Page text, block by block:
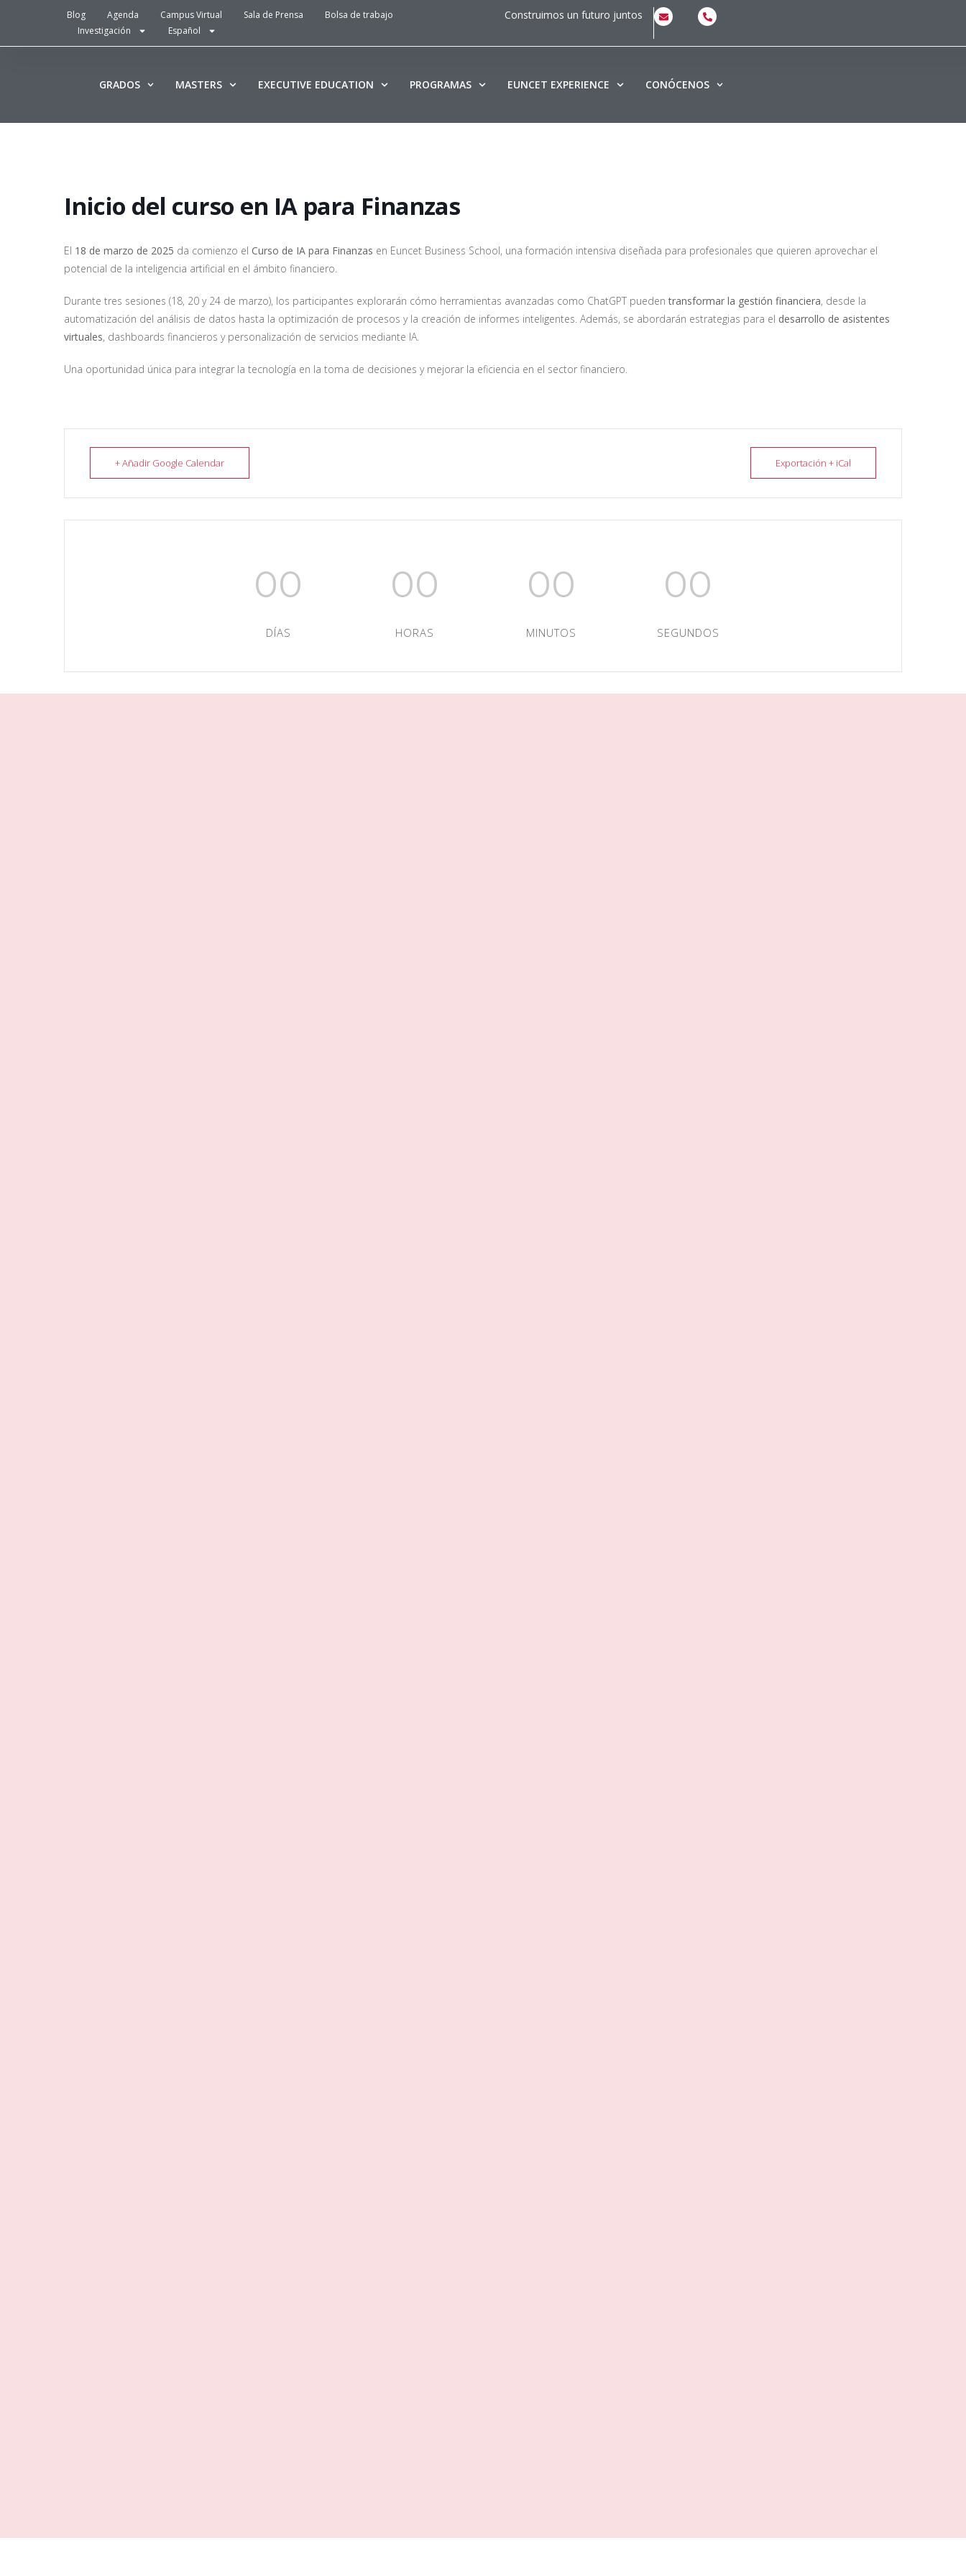
Blog Agenda Campus Virtual Sala de Prensa
Bolsa de trabajo
Investigación
Español
Construimos un futuro juntos
GRADOS MASTERS EXECUTIVE EDUCATION PROGRAMAS EUNCET EXPERIENCE CONÓCENOS
Inicio del curso en IA para Finanzas
El 18 de marzo de 2025 da comienzo el Curso de IA para Finanzas en Euncet Business School, una formación intensiva diseñada para profesionales que quieren aprovechar el
potencial de la inteligencia artificial en el ámbito financiero.
Durante tres sesiones (18, 20 y 24 de marzo), los participantes explorarán cómo herramientas avanzadas como ChatGPT puedentransformar la gestión financiera, desde la
automatización del análisis de datos hasta la optimización de procesos y la creación de informes inteligentes. Además, se abordarán estrategias para el desarrollo de asistentes
virtuales, dashboards financieros y personalización de servicios mediante IA.
Una oportunidad única para integrar la tecnología en la toma de decisiones y mejorar la eficiencia en el sector financiero.
+ Añadir Google Calendar Exportación + iCal
00
DÍAS
00
HORAS
00
MINUTOS
00
SEGUNDOS